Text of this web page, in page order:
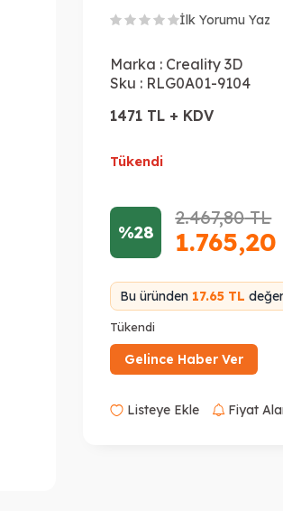
İlk Yorumu Yaz
Marka : Creality 3D
Sku : RLG0A01-9104
1471 TL + KDV
Tükendi
%28
2.467,80TL
1.765,20
Bu üründen 17.65 TL
Tükendi
Gelince Haber Ver
Listeye Ekle Fiyat